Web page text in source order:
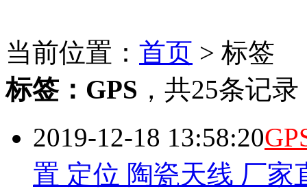
当前位置： 首页 > 标签
标签： GPS ， 共25条记录
2019-12-18 13:58:20
置 定位 陶瓷天线 厂家